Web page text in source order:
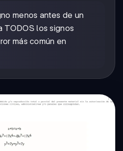
menos antes de un
TODOS los signos
más común en